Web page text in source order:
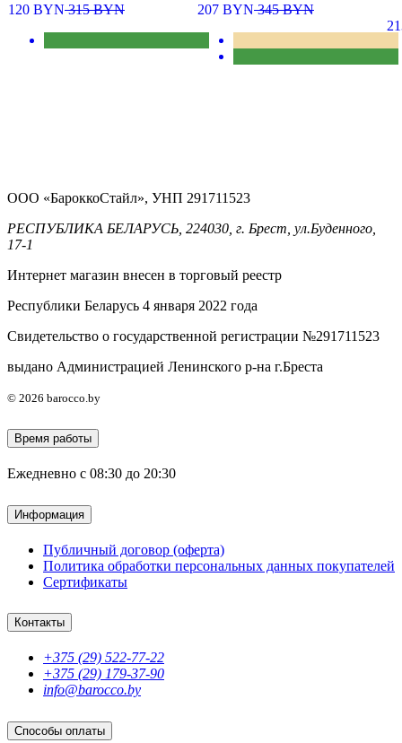
120 BYN315BYN 207 BYN345BYN
ООО «БароккоСтайл», УНП 291711523
РЕСПУБЛИКА БЕЛАРУСЬ, 224030, г. Брест, ул.Буденного,
17-1
Интернет магазин внесен в торговый реестр
Республики Беларусь 4 января 2022 года
Свидетельство о государственной регистрации №291711523
выдано Администрацией Ленинского р-на г.Бреста
© 2026 barocco.by
Время работы
Ежедневно с 08:30 до 20:30
Информация
Публичный договор (оферта)
Политика обработки персональных данных покупателей
Сертификаты
Контакты
+375 (29) 522-77-22
+375 (29) 179-37-90
info@barocco.by
Способы оплаты